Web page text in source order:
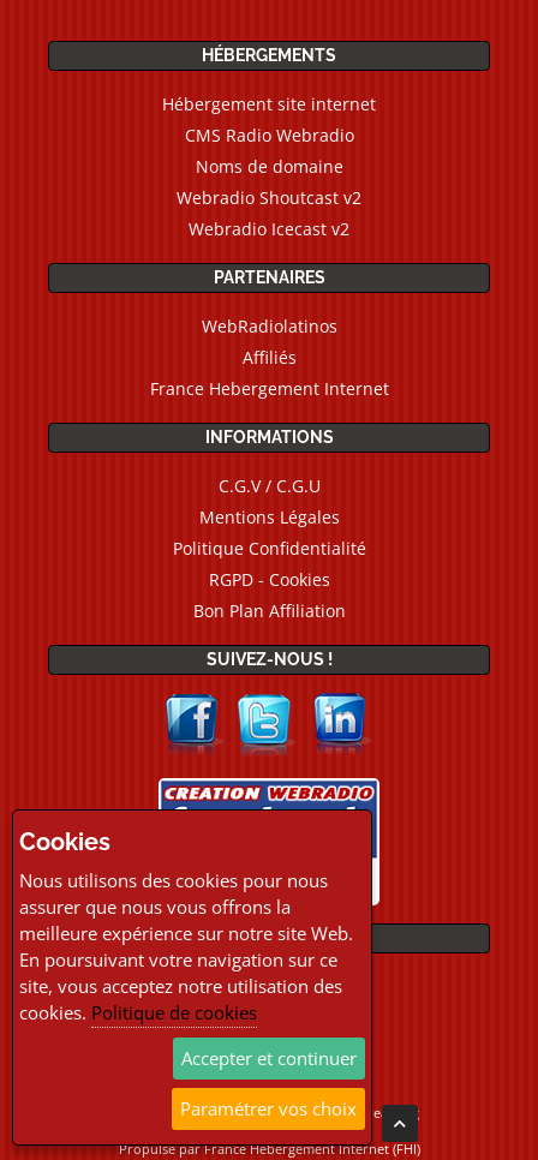
HÉBERGEMENTS
Hébergement site internet
CMS Radio Webradio
Noms de domaine
Webradio Shoutcast v2
Webradio Icecast v2
PARTENAIRES
WebRadiolatinos
Affiliés
France Hebergement Internet
INFORMATIONS
C.G.V / C.G.U
Mentions Légales
Politique Confidentialité
RGPD - Cookies
Bon Plan Affiliation
SUIVEZ-NOUS !
PAIEMENTS
Copyright © 2026 Location Webradio Streaming
Tous droits réservés
Propulsé parFrance Hebergement Internet (FHI)
Cookies
Nous utilisons des cookies pour nous
assurer que nous vous offrons la
meilleure expérience sur notre site Web.
En poursuivant votre navigation sur ce
site, vous acceptez notre utilisation des
cookies. Politique de cookies
Accepter et continuer
Paramétrer vos choix